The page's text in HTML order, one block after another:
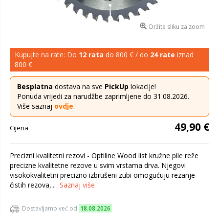
Držite sliku za zoom
Kupujte na rate: Do 12 rata do 800 € / do 24 rate iznad
800 €
Besplatna dostava na sve PickUp lokacije!
Ponuda vrijedi za narudžbe zaprimljene do 31.08.2026.
Više saznaj ovdje.
Cijena 49,90 €
Precizni kvalitetni rezovi - Optiline Wood list kružne pile reže
precizne kvalitetne rezove u svim vrstama drva. Njegovi
visokokvalitetni precizno izbrušeni zubi omogućuju rezanje
čistih rezova,... Saznaj više
Dostavljamo već od 18.08.2026